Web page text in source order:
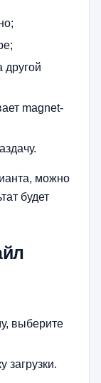
другой
magnet-
можно
будет
выберите
загрузки.